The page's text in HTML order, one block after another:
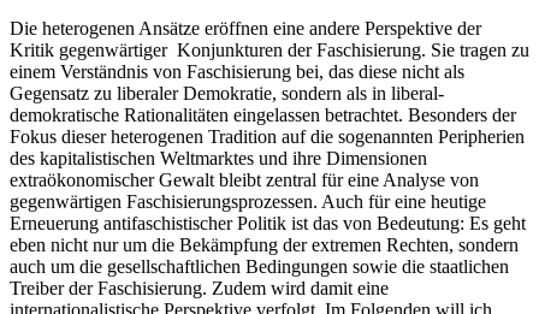
Die heterogenen Ansätze eröffnen eine andere Perspektive der
Kritik gegenwärtiger Konjunkturen der Faschisierung. Sie tragen zu
einem Verständnis von Faschisierung bei, das diese nicht als
Gegensatz zu liberaler Demokratie, sondern als in liberal-
demokratische Rationalitäten eingelassen betrachtet. Besonders der
Fokus dieser heterogenen Tradition auf die sogenannten Peripherien
des kapitalistischen Weltmarktes und ihre Dimensionen
extraökonomischer Gewalt bleibt zentral für eine Analyse von
gegenwärtigen Faschisierungsprozessen. Auch für eine heutige
Erneuerung antifaschistischer Politik ist das von Bedeutung: Es geht
eben nicht nur um die Bekämpfung der extremen Rechten, sondern
auch um die gesellschaftlichen Bedingungen sowie die staatlichen
Treiber der Faschisierung. Zudem wird damit eine